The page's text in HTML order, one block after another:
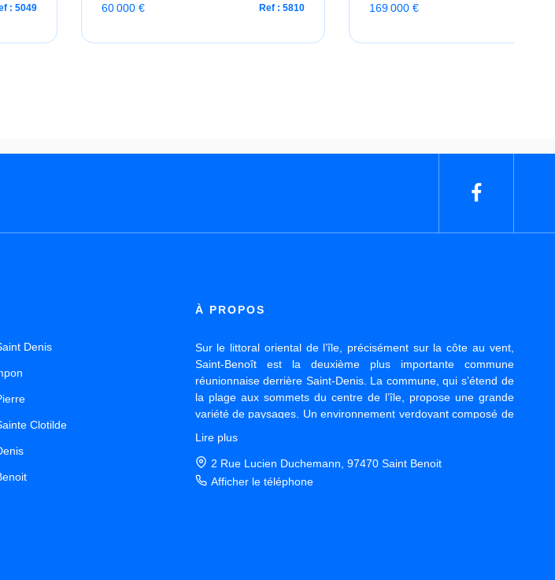
: 5049 60 000 € Ref : 5810 169 000 €
Denis
Clotilde
À PROPOS
Sur le littoral oriental de l’île, précisément sur la côte au vent,
Saint-Benoît est la deuxième plus importante commune
réunionnaise derrière Saint-Denis. La commune, qui s’étend de
la plage aux sommets du centre de l’île, propose une grande
variété de paysages. Un environnement verdoyant composé de
cultures fruitières et de grands massifs forestiers intégrés dans
le parc national. Vous souhaitez vendre, louer ou acheter à
Saint-Benoît ou alentour ?
Enseigne nationale de référence et agence de proximité, CITI
Lire plus
2 Rue Lucien Duchemann, 97470 Saint Benoit
Afficher le téléphone